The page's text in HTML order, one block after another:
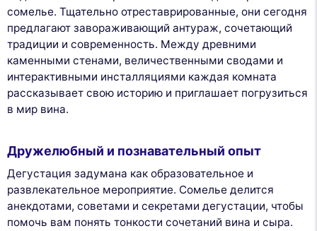
сомелье. Тщательно отреставрированные, они сегодня
предлагают завораживающий антураж, сочетающий
традиции и современность. Между древними
каменными стенами, величественными сводами и
интерактивными инсталляциями каждая комната
рассказывает свою историю и приглашает погрузиться
в мир вина.
Дружелюбный и познавательный опыт
Дегустация задумана как образовательное и
развлекательное мероприятие. Сомелье делится
анекдотами, советами и секретами дегустации, чтобы
помочь вам понять тонкости сочетаний вина и сыра.